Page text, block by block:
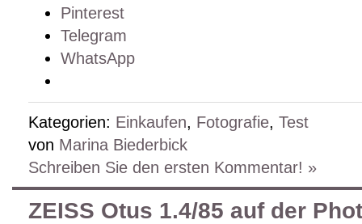
Pinterest
Telegram
WhatsApp
Kategorien: Einkaufen, Fotografie, Test
von Marina Biederbick
Schreiben Sie den ersten Kommentar! »
ZEISS Otus 1.4/85 auf der